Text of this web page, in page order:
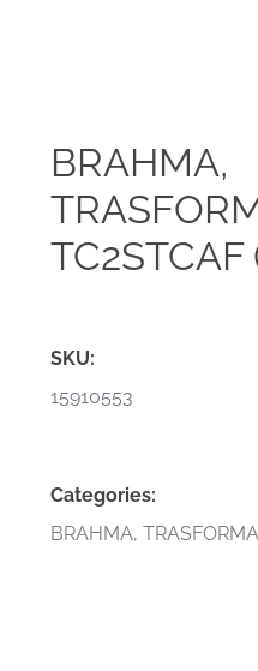
BRAHMA,
TC2STCAF
SKU:
15910553
Categories:
BRAHMA,